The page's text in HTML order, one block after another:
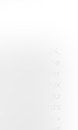
2024,
infligé une
à Schneider
pour deux
secteur du
Ces accords
»